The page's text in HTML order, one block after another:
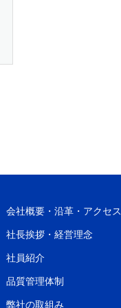
会社概要・沿革・アクセス
社長挨拶・経営理念
社員紹介
品質管理体制
弊社の取組み